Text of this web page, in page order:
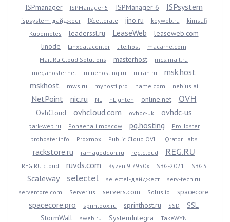
ISPmanager ISPManager 5 ISPManager 6 ISPsystem
ispsystem-дайджест IXcellerate jino.ru keyweb.ru
kimsufi
Kubernetes
leaderssl.ru LeaseWeb
leaseweb.com
linode
Linxdatacenter lite.host
macarne.com
Mail.Ru Cloud Solutions
masterhost
mcs.mail.ru
megahoster.net
minehosting.ru miran.ru
msk.host
mskhost
mws.ru myhosti.pro name.com nebius.ai
NetPoint nic.ru NL nLighten online.net OVH
OvhCloud ovhcloud.com ovhdc-uk ovhdc-us
park-web.ru Ponaehali.moscow pq.hosting
ProHoster
prohoster.info
Proxmox Public Cloud OVH Qrator Labs
rackstore.ru ramageddon.ru reg.cloud REG.RU
REG.RU cloud ruvds.com Ryzen 9 7950x SBG-2021 SBG3
Scaleway selectel selectel-дайджест
serv-tech.ru
servercore.com
Serverius servers.com Solus.io spacecore
spacecore.pro sprintbox.ru sprinthost.ru SSD
SSL
StormWall
sweb.ru SystemIntegra
TakeWYN